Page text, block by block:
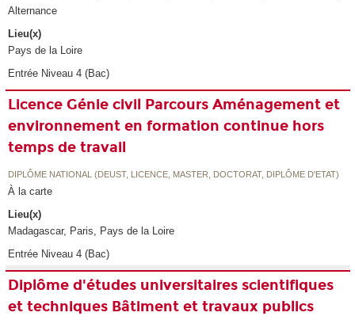
Alternance
Lieu(x)
Pays de la Loire
Entrée Niveau 4 (Bac)
Licence Génie civil Parcours Aménagement et
environnement en formation continue hors
temps de travail
DIPLÔME NATIONAL (DEUST, LICENCE, MASTER, DOCTORAT, DIPLÔME D'ETAT)
À la carte
Lieu(x)
Madagascar, Paris, Pays de la Loire
Entrée Niveau 4 (Bac)
Diplôme d'études universitaires scientifiques
et techniques Bâtiment et travaux publics